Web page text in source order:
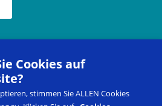
Cookies auf
stimmen Sie ALLEN Cookies